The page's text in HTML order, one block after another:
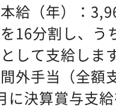
本給（年）：
16分割し、う
して支給しま
間外手当（全額
に決算賞与支